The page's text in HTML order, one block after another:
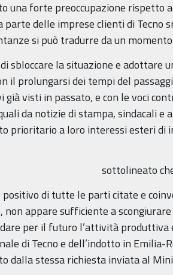
una forte preoccupazione rispetto
parte delle imprese clienti di Tecno
si può tradurre da un
sbloccare la situazione e adottare
il prolungarsi dei tempi del
già visti in passato, e con le voci
da notizie di stampa, sindacali e
prioritario a loro interessi esteri
sottolineato
positivo di tutte le parti citate e
non appare sufficiente a
per il futuro l’attività produttiva
di Tecno e dell’indotto in Emilia-
dalla stessa richiesta inviata al